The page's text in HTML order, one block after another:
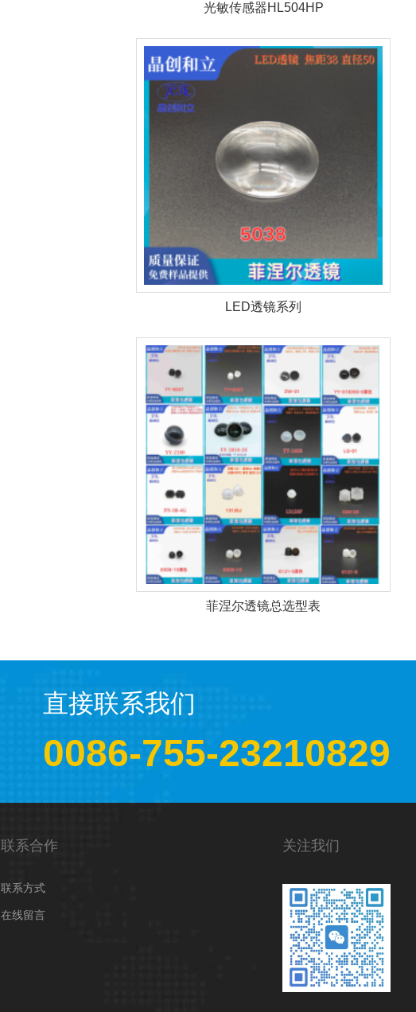
光敏传感器HL504HP
LED透镜系列
菲涅尔透镜总选型表
直接联系我们
0086-755-23210829
联系合作
联系方式
在线留言
关注我们